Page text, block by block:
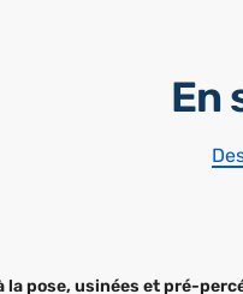
En
la pose, usinées et pré-